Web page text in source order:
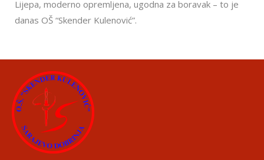
Lijepa, moderno opremljena, ugodna za boravak – to je
danas OŠ “Skender Kulenović”.